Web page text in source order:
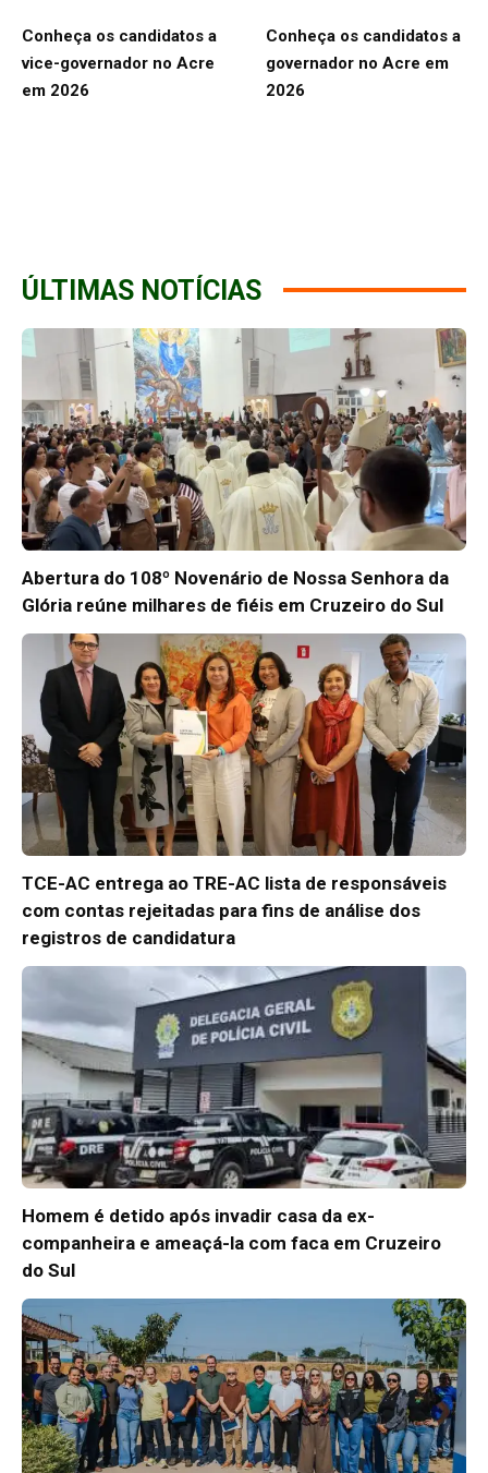
Conheça os candidatos a
vice-governador no Acre
em 2026
Conheça os candidatos a
governador no Acre em
2026
ÚLTIMAS NOTÍCIAS
Abertura do 108º Novenário de Nossa Senhora da
Glória reúne milhares de fiéis em Cruzeiro do Sul
TCE-AC entrega ao TRE-AC lista de responsáveis
com contas rejeitadas para fins de análise dos
registros de candidatura
Homem é detido após invadir casa da ex-
companheira e ameaçá-la com faca em Cruzeiro
do Sul